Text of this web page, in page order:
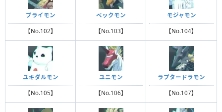
ブライモン
【No.102】
ペックモン
【No.103】
モジャモン
【No.104】
ユキダルモン
【No.105】
ユニモン
【No.106】
ラプタードラモン
【No.107】